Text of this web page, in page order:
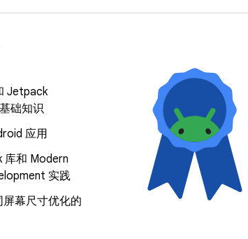
Jetpack
础知识
应用
库和 Modern
实践
幕尺寸优化的